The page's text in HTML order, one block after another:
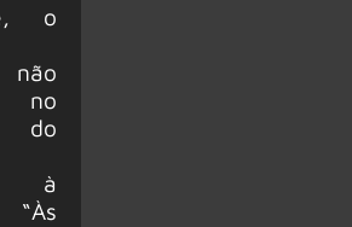
o
não
no
do
à
“Às